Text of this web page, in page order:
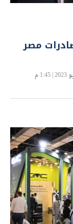
حجم صادرات مصر